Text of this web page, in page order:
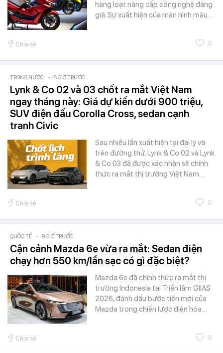
hàng loạt nâng cấp công nghệ đáng
giá. Sự xuất hiện của màn hình màu…
Chia sẻ 0
TRONG NƯỚC - 8 GIỜ TRƯỚC
Lynk & Co 02 và 03 chốt ra mắt Việt Nam
ngay tháng này: Giá dự kiến dưới 900 triệu,
SUV điện đấu Corolla Cross, sedan cạnh
tranh Civic
Sau nhiều lần xuất hiện tại đại lý và
trên đường thử, Lynk & Co 02 và Lynk
& Co 03 đã được xác nhận sẽ chính
thức ra mắt thị trường Việt Nam…
Chia sẻ 0
QUỐC TẾ - 9 GIỜ TRƯỚC
Cận cảnh Mazda 6e vừa ra mắt: Sedan điện
chạy hơn 550 km/lần sạc có gì đặc biệt?
Mazda 6e đã chính thức ra mắt thị
trường Indonesia tại Triển lãm GIIAS
2026, đánh dấu bước tiến mới của
Mazda trong chiến lược điện hóa…
Chia sẻ 0